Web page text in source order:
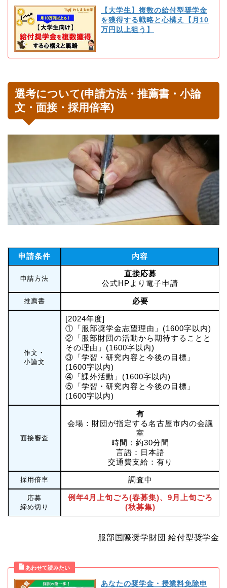
【大学生】複数の給付型奨学金
を獲得する戦略と心構え【月10
万円以上狙う】
選考について(申請方法・推薦書・小論
文・面接・採用倍率)
申請条件 内容
申請方法
直接応募
公式HPより電子申請
推薦書 必要
作文・
小論文
[2024年度]
①「服部奨学⾦志望理由」(1600字以内)
②「服部財団の活動から期待することと
その理由」(1600字以内)
③「学習・研究内容と今後の⽬標」
(1600字以内)
④「課外活動」(1600字以内)
⑤「学習・研究内容と今後の⽬標」
(1600字以内)
面接審査
有
会場：財団が指定する名古屋市内の会議
室
時間：約30分間
言語：日本語
交通費支給：有り
採用倍率 調査中
応募
締め切り
例年4月上旬ごろ(春募集)、9月上旬ごろ
(秋募集)
服部国際奨学財団 給付型奨学金
あなたの奨学金・授業料免除申